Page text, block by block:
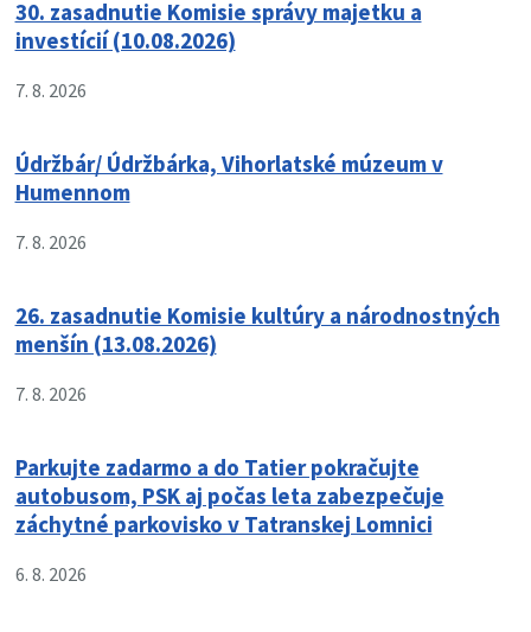
30. zasadnutie Komisie správy majetku a
investícií (10.08.2026)
7. 8. 2026
Údržbár/ Údržbárka, Vihorlatské múzeum v
Humennom
7. 8. 2026
26. zasadnutie Komisie kultúry a národnostných
menšín (13.08.2026)
7. 8. 2026
Parkujte zadarmo a do Tatier pokračujte
autobusom, PSK aj počas leta zabezpečuje
záchytné parkovisko v Tatranskej Lomnici
6. 8. 2026